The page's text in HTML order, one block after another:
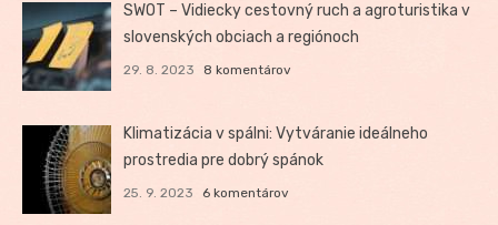
SWOT – Vidiecky cestovný ruch a agroturistika v
slovenských obciach a regiónoch
29. 8. 2023 8 komentárov
Klimatizácia v spálni: Vytváranie ideálneho
prostredia pre dobrý spánok
25. 9. 2023 6 komentárov